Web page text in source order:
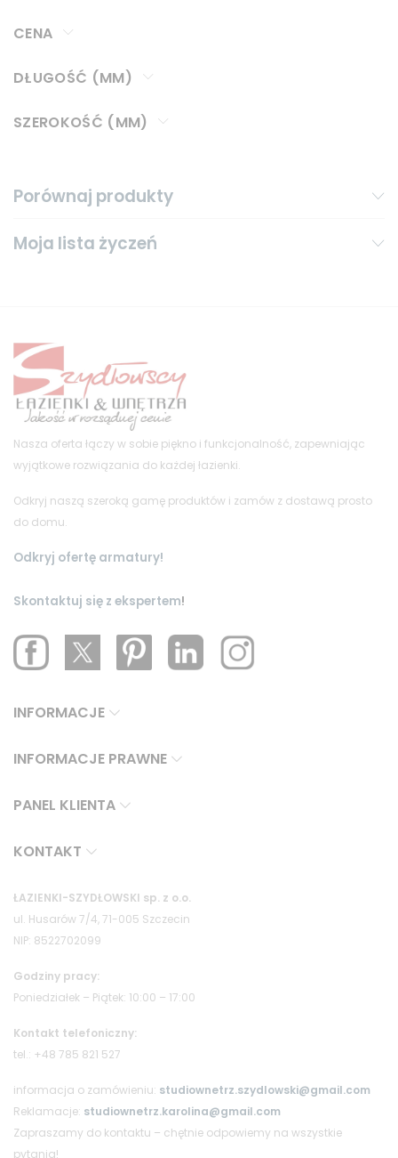
CENA
DŁUGOŚĆ (MM)
SZEROKOŚĆ (MM)
Porównaj produkty
Moja lista życzeń
Nasza oferta łączy w sobie piękno i funkcjonalność, zapewniając
wyjątkowe rozwiązania do każdej łazienki.
Odkryj naszą szeroką gamę produktów i zamów z dostawą prosto
do domu.
Odkryj ofertę armatury!
Skontaktuj się z ekspertem!
INFORMACJE
INFORMACJE PRAWNE
PANEL KLIENTA
KONTAKT
ŁAZIENKI-SZYDŁOWSKI sp. z o.o.
ul. Husarów 7/4, 71-005 Szczecin
NIP: 8522702099
Godziny pracy:
Poniedziałek – Piątek: 10:00 – 17:00
Kontakt telefoniczny:
tel.: +48 785 821 527
informacja o zamówieniu: studiownetrz.szydlowski@gmail.com
Reklamacje: studiownetrz.karolina@gmail.com
Zapraszamy do kontaktu – chętnie odpowiemy na wszystkie
pytania!